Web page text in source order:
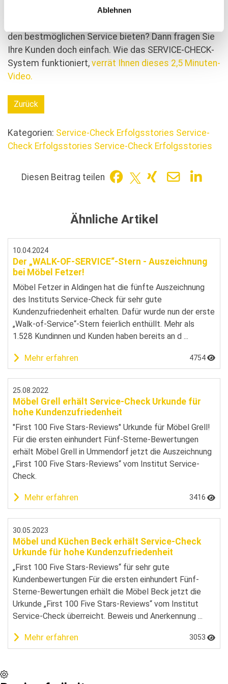
Ablehnen
den bestmöglichen Service bieten? Dann fragen Sie
Ihre Kunden doch einfach. Wie das SERVICE-CHECK-
System funktioniert, verrät Ihnen dieses 2,5 Minuten-
Video.
Zurück
Kategorien: Service-Check Erfolgsstories Service-
Check Erfolgsstories Service-Check Erfolgsstories
Diesen Beitrag teilen
Ähnliche Artikel
10.04.2024
Der „WALK-OF-SERVICE“-Stern - Auszeichnung
bei Möbel Fetzer!
Möbel Fetzer in Aldingen hat die fünfte Auszeichnung
des Instituts Service-Check für sehr gute
Kundenzufriedenheit erhalten. Dafür wurde nun der erste
„Walk-of-Service“-Stern feierlich enthüllt. Mehr als
1.528 Kundinnen und Kunden haben bereits an d ...
Mehr erfahren 4754
25.08.2022
Möbel Grell erhält Service-Check Urkunde für
hohe Kundenzufriedenheit
"First 100 Five Stars-Reviews" Urkunde für Möbel Grell!
Für die ersten einhundert Fünf-Sterne-Bewertungen
erhält Möbel Grell in Ummendorf jetzt die Auszeichnung
„First 100 Five Stars-Reviews“ vom Institut Service-
Check.
Mehr erfahren 3416
30.05.2023
Möbel und Küchen Beck erhält Service-Check
Urkunde für hohe Kundenzufriedenheit
„First 100 Five Stars-Reviews“ für sehr gute
Kundenbewertungen Für die ersten einhundert Fünf-
Sterne-Bewertungen erhält die Möbel Beck jetzt die
Urkunde „First 100 Five Stars-Reviews“ vom Institut
Service-Check überreicht. Beweis und Anerkennung ...
Mehr erfahren 3053